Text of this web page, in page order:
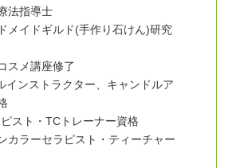
法指導士
メイドギルド(手作り石けん)研究
スメ講座修了
インストラクター、キャンドルア
スト・TCトレーナー資格
カラーセラピスト・ティーチャー